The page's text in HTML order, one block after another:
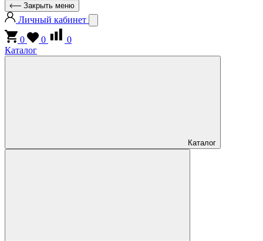
Закрыть меню
Личный кабинет
0
0
0
Каталог
Каталог